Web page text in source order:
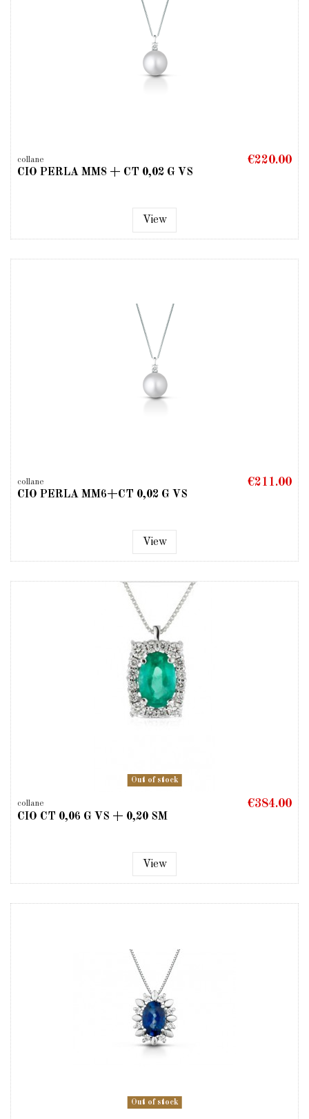
collane
CIO PERLA MM8 + CT 0,02 G VS
€220.00
View
collane
CIO PERLA MM6+CT 0,02 G VS
€211.00
View
Out of stock
collane
CIO CT 0,06 G VS + 0,20 SM
€384.00
View
Out of stock